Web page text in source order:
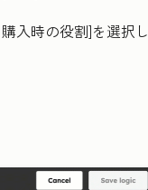
購入時の役割]を選択し